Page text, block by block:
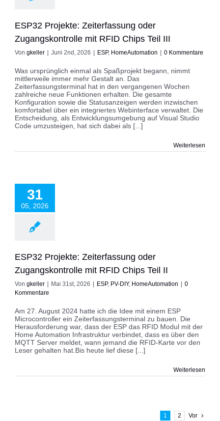
ESP32 Projekte: Zeiterfassung oder
Zugangskontrolle mit RFID Chips Teil III
Von gkeller Juni 2nd, 2026 ESP, HomeAutomation 0 Kommentare
Was ursprünglich einmal als Spaßprojekt begann, nimmt
mittlerweile immer mehr Gestalt an. Das
Zeiterfassungsterminal hat in den vergangenen Wochen
zahlreiche neue Funktionen erhalten. Die gesamte
Konfiguration sowie die Statusanzeigen werden inzwischen
komfortabel über ein integriertes Webinterface verwaltet. Die
Entscheidung, als Entwicklungsumgebung auf Visual Studio
Code umzusteigen, hat sich dabei als [...]
Weiterlesen
31
05, 2026
mit RFID
Teil II
PV-DIY
ESP32 Projekte: Zeiterfassung oder
Zugangskontrolle mit RFID Chips Teil II
Von gkeller Mai 31st, 2026 ESP, PV-DIY, HomeAutomation
0
Kommentare
Am 27. August 2024 hatte ich die Idee mit einem ESP
Microcontroller ein Zeiterfassungsterminal zu bauen. Die
Herausforderung war, dass der ESP das RFID Modul mit der
Home Automation Infrastruktur verbindet, dass es über den
MQTT Server meldet, wann jemand die RFID-Karte vor den
Leser gehalten hat.Bis heute lief diese [...]
Weiterlesen
1 2 Vor